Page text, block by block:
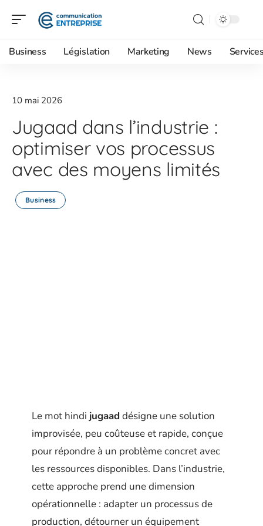
Business Législation Marketing News
10 mai 2026
Jugaad dans l’industrie :
optimiser vos processus
avec des moyens limités
Business
Le mot hindi jugaad désigne une solution
improvisée, peu coûteuse et rapide, conçue
pour répondre à un problème concret avec
les ressources disponibles. Dans l’industrie,
cette approche prend une dimension
opérationnelle : adapter un processus de
production, détourner un équipement